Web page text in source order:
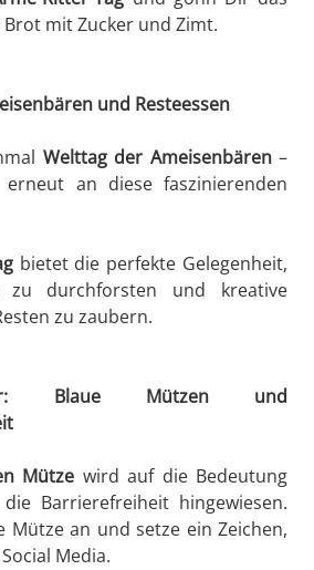
mit Zucker und Zimt.
und Resteessen
Welttag der Ameisenbären–
erneut an diese faszinierenden
bietet die perfekte Gelegenheit,
zu durchforsten und kreative
zu zaubern.
Blaue Mützen und
Mütze wird auf die Bedeutung
Barrierefreiheit hingewiesen.
Mütze an und setze ein Zeichen,
Media.